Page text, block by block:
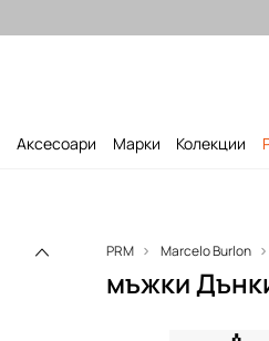
Безплатни доставка и връщане
Аксесоари Марки Колекции
PRM Marcelo Burlon
мъжки